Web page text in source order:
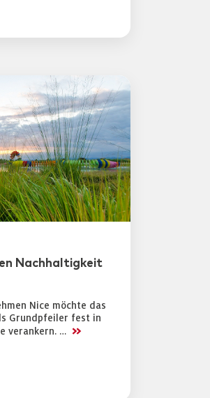
Nachhaltigkeit
Nice möchte das
Grundpfeiler fest in
verankern. … >>